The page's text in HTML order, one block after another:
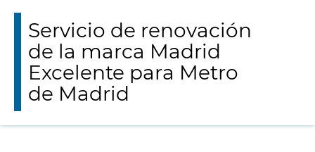
Servicio de renovación
de la marca Madrid
Excelente para Metro
de Madrid